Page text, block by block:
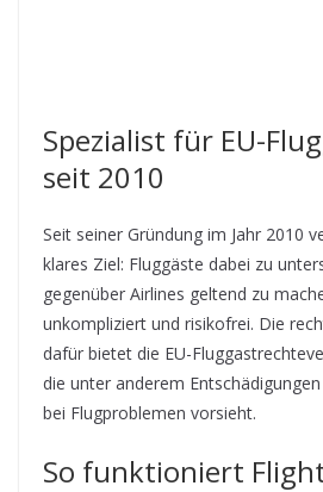
Spezialist für EU-
seit 2010
Seit seiner Gründung im Jahr 2010
klares Ziel: Fluggäste dabei zu
gegenüber Airlines geltend zu
unkompliziert und risikofrei. Die
dafür bietet die EU-
die unter anderem
bei Flugproblemen vorsieht.
So funktioniert